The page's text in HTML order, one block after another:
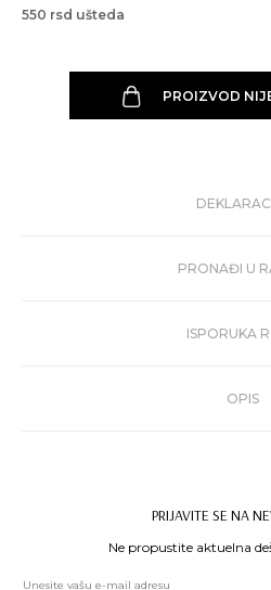
550 rsd ušteda
PROIZVOD
PRONAĐI U
ISPORUKA
OPIS
PRIJAVITE SE NA
Ne propustite aktuelna